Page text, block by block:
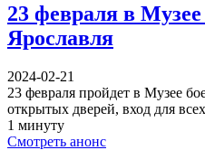
23 февраля в
Ярославля
2024-02-21
23 февраля пройдет в Музее
открытых дверей, вход для
1 минуту
Смотреть анонс